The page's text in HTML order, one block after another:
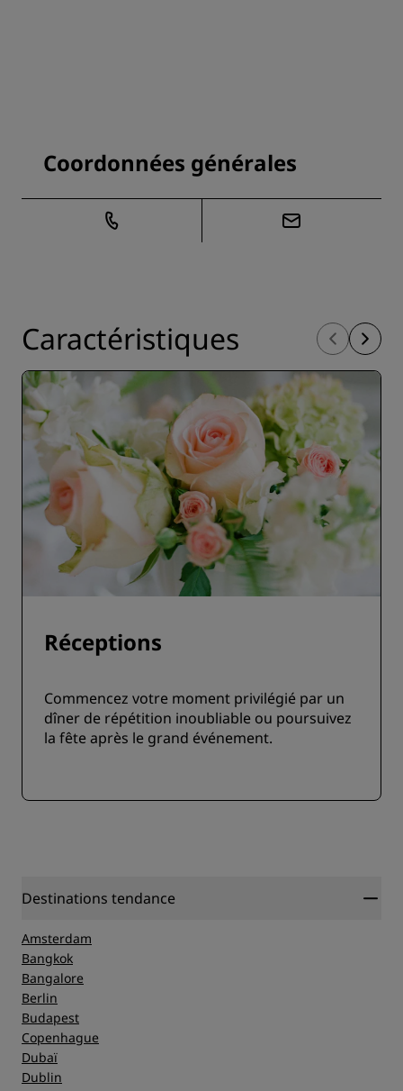
Coordonnées générales
Caractéristiques
Réceptions
Commencez votre moment privilégié par un
dîner de répétition inoubliable ou poursuivez
la fête après le grand événement.
Destinations tendance
Amsterdam
Bangkok
Bangalore
Berlin
Budapest
Copenhague
Dubaï
Dublin